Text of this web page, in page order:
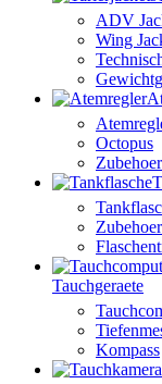
ADV
Wing
Octopus
Tauchgeraete
Kompass